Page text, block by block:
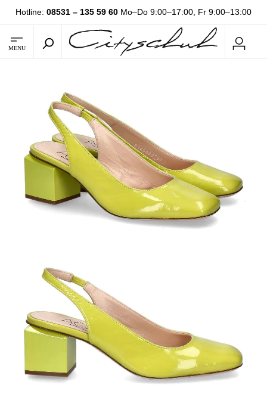
Hotline: 08531 – 135 59 60 Mo–Do 9:00–17:00, Fr 9:00–13:00
MENU